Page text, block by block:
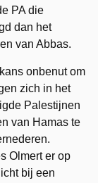
PA die
dan het
van Abbas.
onbenut om
zich in het
Palestijnen
van Hamas te
Olmert er op
bij een